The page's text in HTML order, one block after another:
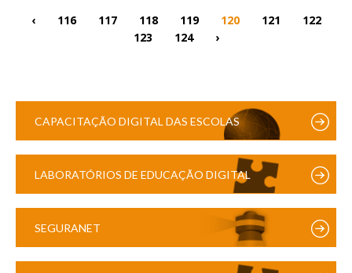
‹ 116 117 118 119 120 121
122
123
124 ›
CAPACITAÇÃO DIGITAL DAS ESCOLAS
LABORATÓRIOS DE EDUCAÇÃO DIGITAL
SEGURANET